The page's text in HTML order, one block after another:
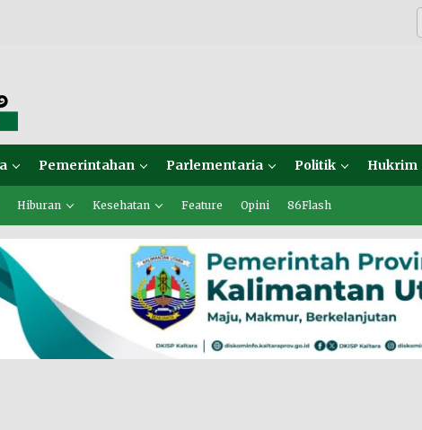
Pemerintahan Parlementaria Politik Hukrim
Hiburan Kesehatan Feature Opini 86Flash